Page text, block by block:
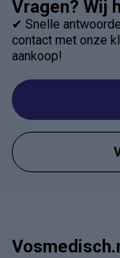
Vragen? Wij
✔ Snelle
contact met onze
aankoop!